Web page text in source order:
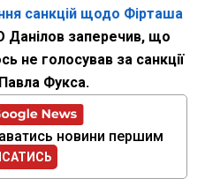
санкцій щодо Фірташа
Данілов заперечив, що
не голосував за санкції
Фукса.
новини першим